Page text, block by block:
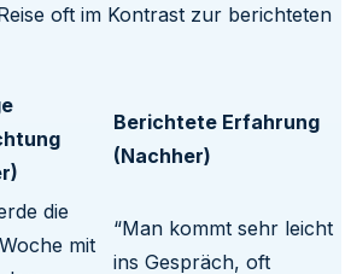
oft im Kontrast zur berichteten
Berichtete Erfahrung
(Nachher)
die
mit
“Man kommt sehr leicht
ins Gespräch, oft